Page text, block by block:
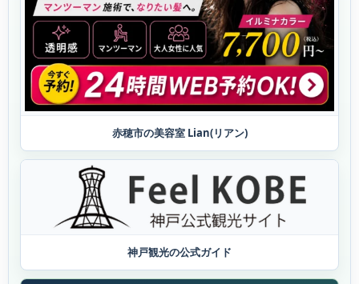
赤穂市の美容室 Lian(リアン)
神戸観光の公式ガイド